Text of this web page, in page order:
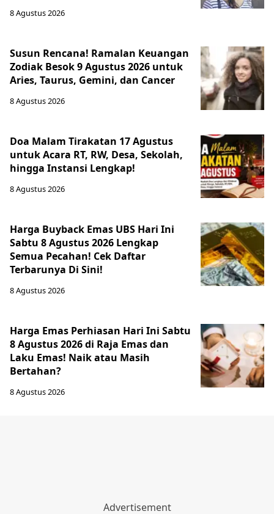
8 Agustus 2026
Susun Rencana! Ramalan Keuangan
Zodiak Besok 9 Agustus 2026 untuk
Aries, Taurus, Gemini, dan Cancer
8 Agustus 2026
Doa Malam Tirakatan 17 Agustus
untuk Acara RT, RW, Desa, Sekolah,
hingga Instansi Lengkap!
8 Agustus 2026
Harga Buyback Emas UBS Hari Ini
Sabtu 8 Agustus 2026 Lengkap
Semua Pecahan! Cek Daftar
Terbarunya Di Sini!
8 Agustus 2026
Harga Emas Perhiasan Hari Ini Sabtu
8 Agustus 2026 di Raja Emas dan
Laku Emas! Naik atau Masih
Bertahan?
8 Agustus 2026